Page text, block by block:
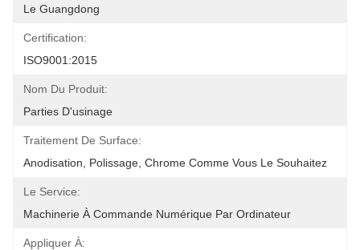
Le Guangdong
Certification:
ISO9001:2015
Nom Du Produit:
Parties D'usinage
Traitement De Surface:
Anodisation, Polissage, Chrome Comme Vous Le Souhaitez
Le Service:
Machinerie À Commande Numérique Par Ordinateur
Appliquer À: